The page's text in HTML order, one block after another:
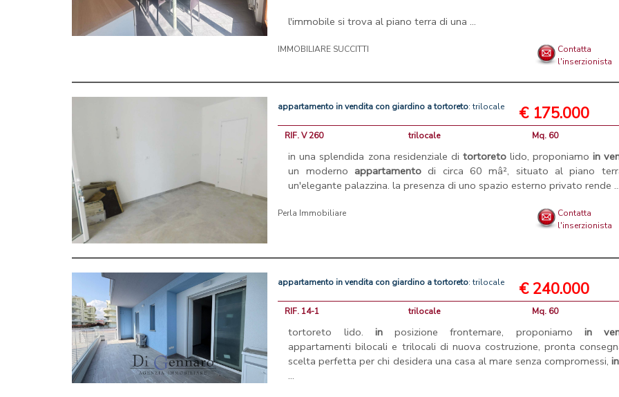
l'immobile si trova al piano terra di una ...
IMMOBILIARE SUCCITTI
Contatta
l'inserzionista
appartamento in vendita con giardino a tortoreto: trilocale € 175.000
RIF. V 260 trilocale Mq. 60
in una splendida zona residenziale di tortoretolido, proponiamo in
un moderno appartamento di circa 60 mâ², situato al piano
un'elegante palazzina. la presenza di uno spazio esterno privato rende ...
Perla Immobiliare
Contatta
l'inserzionista
appartamento in vendita con giardino a tortoreto: trilocale € 240.000
RIF. 14-1 trilocale Mq. 60
tortoreto lido. inposizione frontemare, proponiamo in
appartamenti bilocali e trilocali di nuova costruzione, pronta
scelta perfetta per chi desidera una casa al mare senza compromessi, in
...